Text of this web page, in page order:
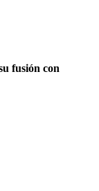
fusión con